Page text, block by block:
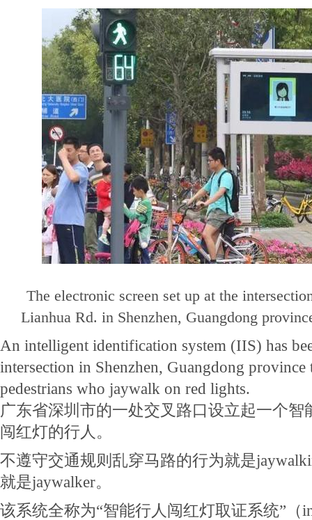
The electronic screen set up at the
Lianhua Rd. in Shenzhen, Guangdong
An intelligent identification system (IIS) has
intersection in Shenzhen, Guangdong
pedestrians who jaywalk on red lights.
广东省深圳市的一处交叉路口设立起一个智
闯红灯的行人。
不遵守交通规则乱穿马路的行为就是
就是jaywalker。
该系统全称为“智能行人闯红灯取证系统”（